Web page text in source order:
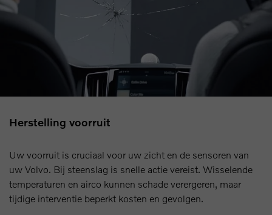
Herstelling voorruit
Uw voorruit is cruciaal voor uw zicht en de sensoren van
uw Volvo. Bij steenslag is snelle actie vereist. Wisselende
temperaturen en airco kunnen schade verergeren, maar
tijdige interventie beperkt kosten en gevolgen.